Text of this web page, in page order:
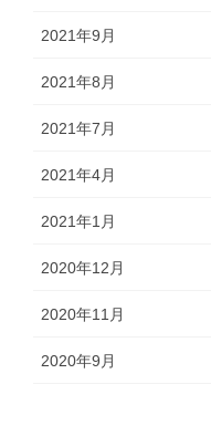
2021年9月
2021年8月
2021年7月
2021年4月
2021年1月
2020年12月
2020年11月
2020年9月